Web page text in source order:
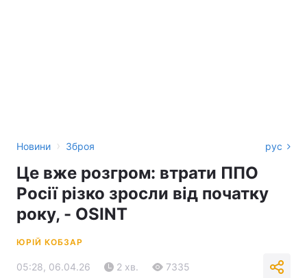
Новини › Зброя рус
Це вже розгром: втрати ППО
Росії різко зросли від початку
року, - OSINT
ЮРІЙ КОБЗАР
05:28, 06.04.26 2 хв. 7335